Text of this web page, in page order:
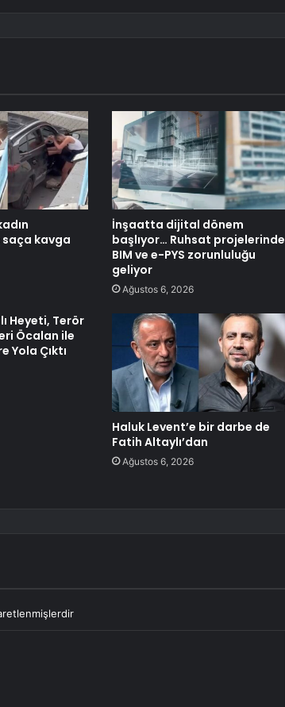
saça kavga
İnşaatta dijital dönem
başlıyor… Ruhsat projelerinde
BIM ve e-PYS zorunluluğu
geliyor
Ağustos 6, 2026
Heyeti, Terör
Öcalan ile
Yola Çıktı
Haluk Levent’e bir darbe de
Fatih Altaylı’dan
Ağustos 6, 2026